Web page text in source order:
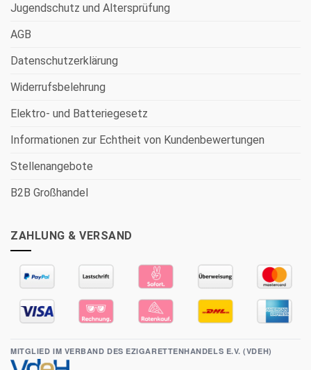
Jugendschutz und Altersprüfung
AGB
Datenschutzerklärung
Widerrufsbelehrung
Elektro- und Batteriegesetz
Informationen zur Echtheit von Kundenbewertungen
Stellenangebote
B2B Großhandel
ZAHLUNG & VERSAND
MITGLIED IM VERBAND DES EZIGARETTENHANDELS E.V. (VDEH)